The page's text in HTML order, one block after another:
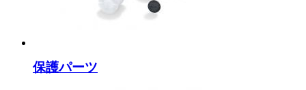
保護パーツ